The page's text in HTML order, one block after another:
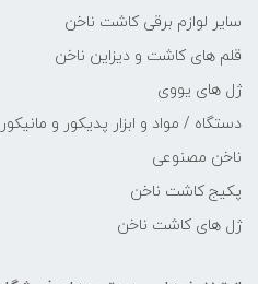
سایر لوازم برقی کاشت ناخن
قلم های کاشت و دیزاین ناخن
ژل های یووی
دستگاه / مواد و ابزار پدیکور و مانیکور
ناخن مصنوعی
پکیج کاشت ناخن
ژل های کاشت ناخن